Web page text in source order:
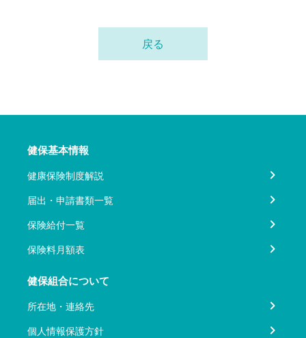
戻る
健保基本情報
健康保険制度解説
届出・申請書類一覧
保険給付一覧
保険料月額表
健保組合について
所在地・連絡先
個人情報保護方針